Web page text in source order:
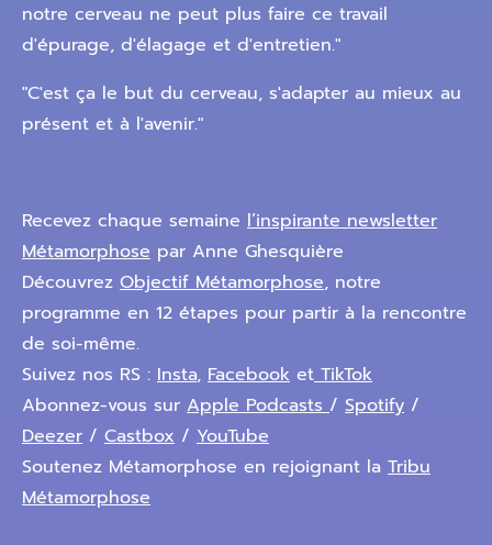
notre cerveau ne peut plus faire ce travail
d'épurage, d'élagage et d'entretien."
"C'est ça le but du cerveau, s'adapter au mieux au
présent et à l'avenir."
Recevez chaque semaine l’inspirante newsletter
Métamorphose par Anne Ghesquière
Découvrez Objectif Métamorphose, notre
programme en 12 étapes pour partir à la rencontre
de soi-même.
Suivez nos RS : Insta, Facebook etTikTok
Abonnez-vous sur Apple Podcasts/ Spotify /
Deezer / Castbox / YouTube
Soutenez Métamorphose en rejoignant la Tribu
Métamorphose